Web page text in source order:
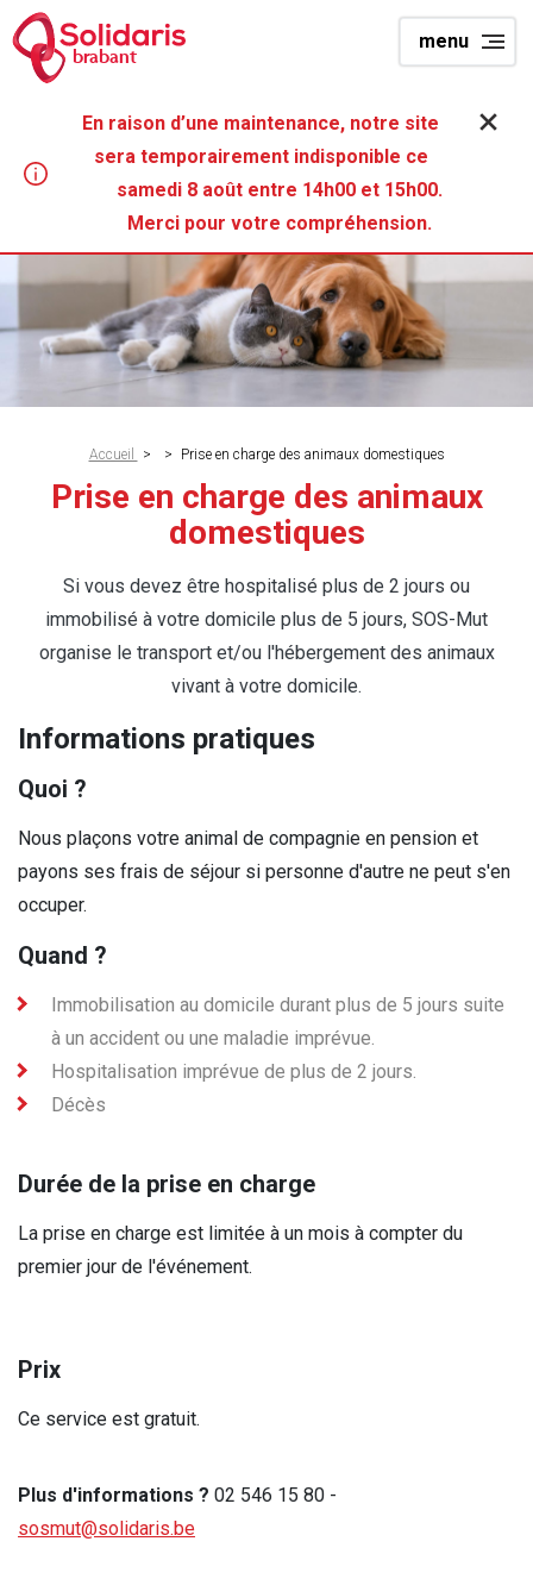
Aller
au
contenu
menu
brabant
En raison d’une maintenance, notre site
sera temporairement indisponible ce
samedi 8 août entre 14h00 et 15h00.
Merci pour votre compréhension.
d'Ariane
Accueil > > Prise en charge des animaux domestiques
Prise en charge des animaux
domestiques
Si vous devez être hospitalisé plus de 2 jours ou
immobilisé à votre domicile plus de 5 jours, SOS-Mut
organise le transport et/ou l'hébergement des animaux
vivant à votre domicile.
Informations pratiques
Quoi ?
Nous plaçons votre animal de compagnie en pension et
payons ses frais de séjour si personne d'autre ne peut s'en
occuper.
Quand ?
Immobilisation au domicile durant plus de 5 jours suite
à un accident ou une maladie imprévue.
Hospitalisation imprévue de plus de 2 jours.
Décès
Durée de la prise en charge
La prise en charge est limitée à un mois à compter du
premier jour de l'événement.
Prix
Ce service est gratuit.
Plus d'informations ? 02 546 15 80 -
sosmut@solidaris.be